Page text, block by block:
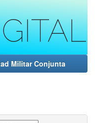
Militar Conjunta